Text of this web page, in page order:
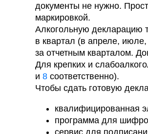
документы не нужно.
маркировкой.
Алкогольную декларацию
в квартал (в апреле,
за отчетным кварталом.
Для крепких и
и 8 соответственно).
Чтобы сдать готовую
квалифицированная
программа для
сервис для